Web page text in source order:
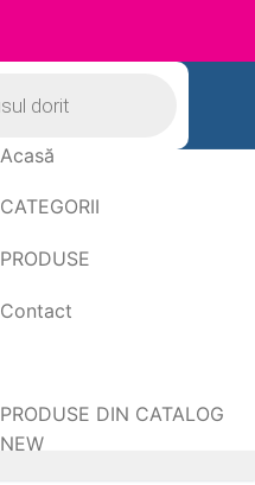
Acasă
CATEGORII
PRODUSE
Contact
PRODUSE DIN CATALOG
NEW